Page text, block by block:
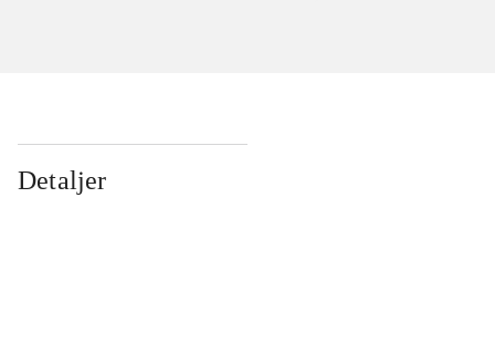
Detaljer